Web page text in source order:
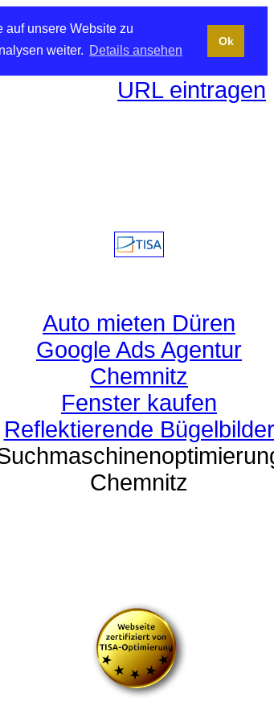
unsere Website zu
weiter. Details ansehen
Ok
URL eintragen
Auto mieten Düren
Google Ads Agentur
Chemnitz
Fenster kaufen
Reflektierende Bügelbilder
Chemnitz